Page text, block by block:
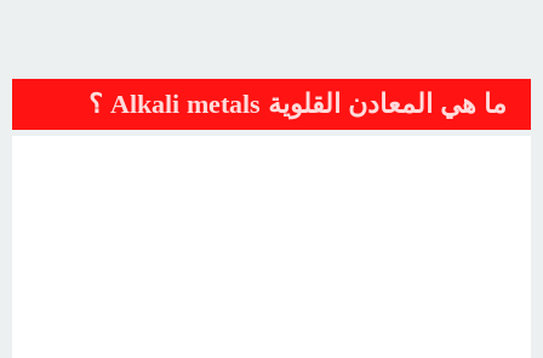
ما هي المعادن القلوية Alkali metals ؟